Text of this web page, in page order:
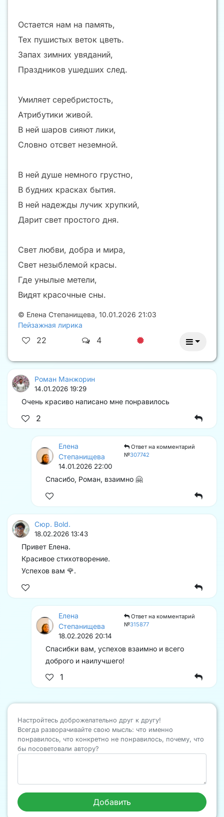
Остается нам на память,
Тех пушистых веток цветь.
Запах зимних увяданий,
Праздников ушедших след.
Умиляет серебристость,
Атрибутики живой.
В ней шаров сияют лики,
Словно отсвет неземной.
В ней душе немного грустно,
В будних красках бытия.
В ней надежды лучик хрупкий,
Дарит свет простого дня.
Свет любви, добра и мира,
Свет незыблемой красы.
Где унылые метели,
Видят красочные сны.
© Елена Степанищева, 10.01.2026 21:03
Пейзажная лирика
22 4
Роман Манжорин
14.01.2026 19:29
Очень красиво написано мне понравилось
2
Елена
Степанищева
Ответ на комментарий
№307742
14.01.2026 22:00
Спасибо, Роман, взаимно 🤗
Сюр. Bold.
18.02.2026 13:43
Привет Елена.
Красивое стихотворение.
Успехов вам 🌹.
Елена
Степанищева
Ответ на комментарий
№315877
18.02.2026 20:14
Спасибки вам, успехов взаимно и всего
доброго и наилучшего!
1
Настройтесь доброжелательно друг к другу!
Всегда разворачивайте свою мысль: что именно
понравилось, что конкретно не понравилось, почему, что
бы посоветовали автору?